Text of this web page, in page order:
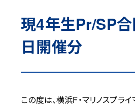
現4年生Pr/SP合
日開催分
この度は、横浜F・マリノスプラ